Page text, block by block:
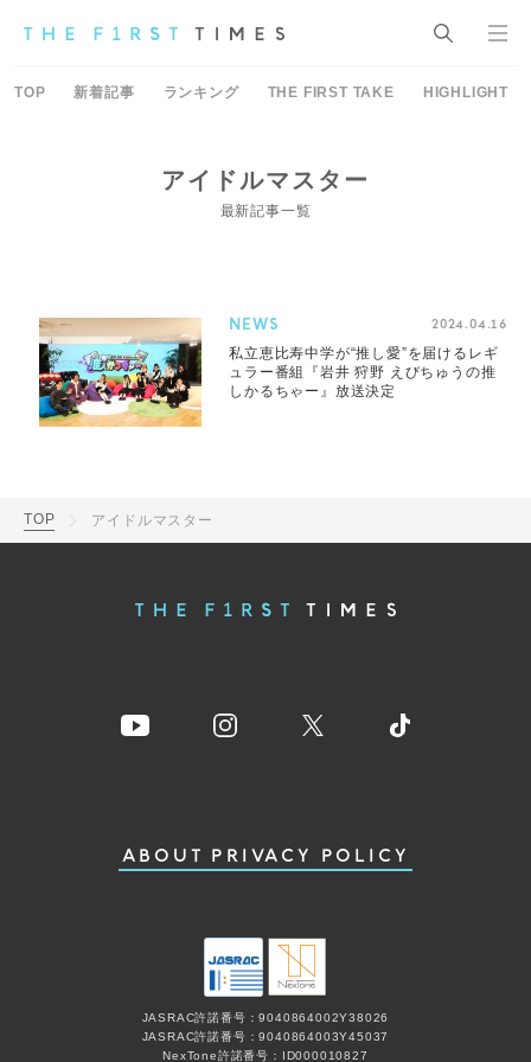
TOP 新着記事 ランキング THE FIRST TAKE HIGHLIGHT
アイドルマスター
最新記事一覧
NEWS 2024.04.16
私立恵比寿中学が“推し愛”を届けるレギ
ュラー番組『岩井 狩野 えびちゅうの推
しかるちゃー』放送決定
TOP アイドルマスター
ABOUT PRIVACY POLICY
JASRAC許諾番号：9040864002Y38026
JASRAC許諾番号：9040864003Y45037
NexTone許諾番号：ID000010827